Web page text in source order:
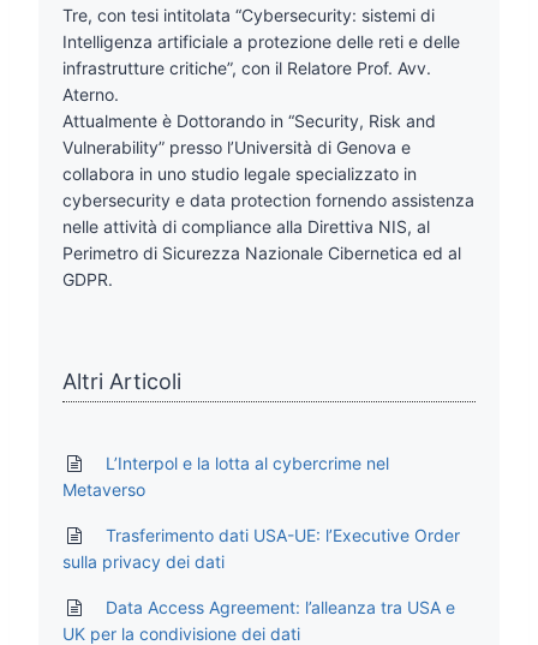
Tre, con tesi intitolata “Cybersecurity: sistemi di
Intelligenza artificiale a protezione delle reti e delle
infrastrutture critiche”, con il Relatore Prof. Avv.
Aterno.
Attualmente è Dottorando in “Security, Risk and
Vulnerability” presso l’Università di Genova e
collabora in uno studio legale specializzato in
cybersecurity e data protection fornendo assistenza
nelle attività di compliance alla Direttiva NIS, al
Perimetro di Sicurezza Nazionale Cibernetica ed al
GDPR.
Altri Articoli
L’Interpol e la lotta al cybercrime nel
Metaverso
Trasferimento dati USA-UE: l’Executive Order
sulla privacy dei dati
Data Access Agreement: l’alleanza tra USA e
UK per la condivisione dei dati